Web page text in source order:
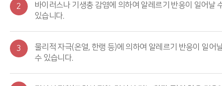
2
바이러스나 기생충 감염에 의하여 알레르기 반응이 일어날
있습니다.
3
물리적 자극(온열, 한랭 등)에 의하여 알레르기 반응이 일어
수 있습니다.